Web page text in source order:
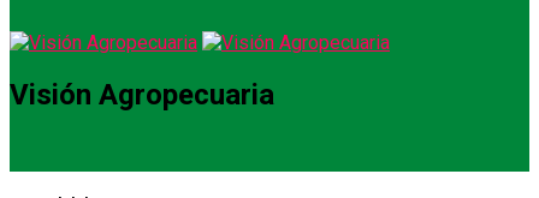
Visión Agropecuaria